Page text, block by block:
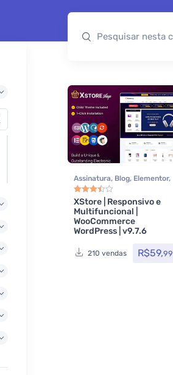
Assinatura, Blog, Elementor,
Loja Virtual
Themeforest, Todos os itens
Woocommerce
Avaliação3.50 de 5
XStore | Responsivo e
Multifuncional |
WooCommerce
WordPress | v9.7.6
210 vendas R$59,99